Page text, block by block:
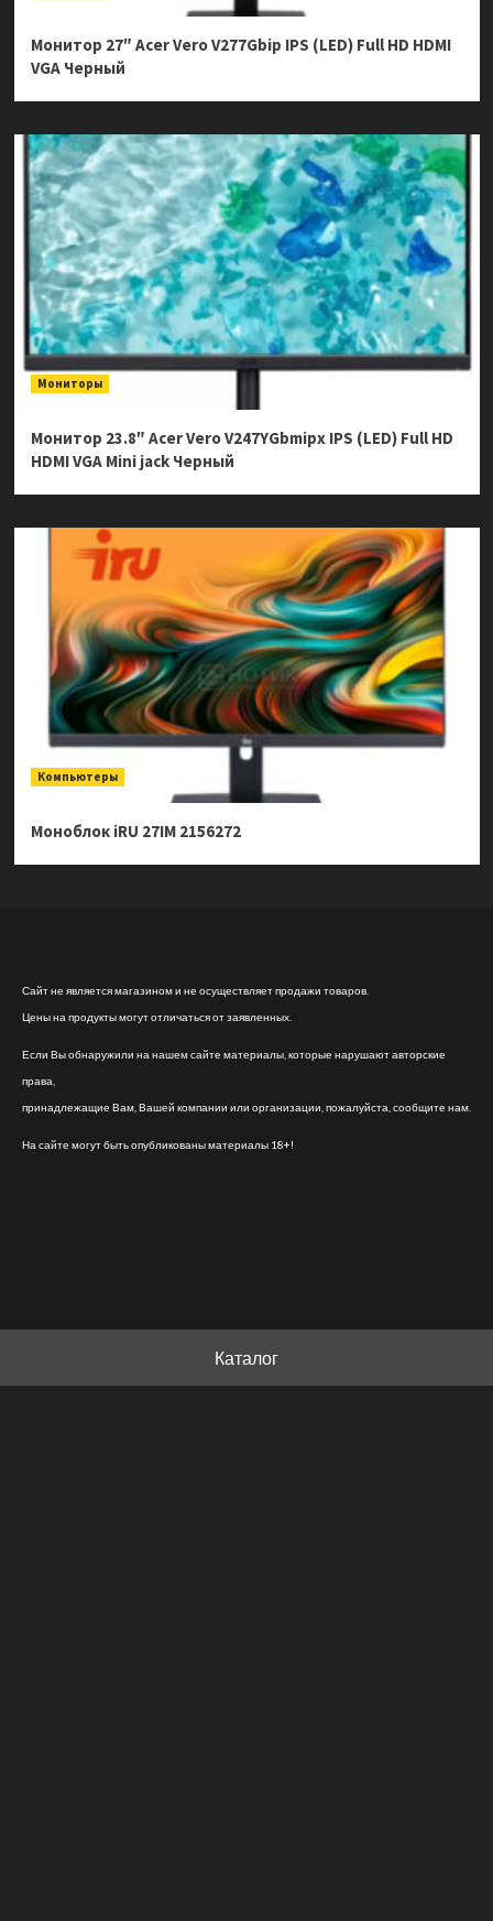
Монитор 27″ Acer Vero V277Gbip IPS (LED) Full HD HDMI
VGA Черный
Мониторы
Монитор 23.8″ Acer Vero V247YGbmipx IPS (LED) Full HD
HDMI VGA Mini jack Черный
Компьютеры
Моноблок iRU 27IM 2156272
Сайт не является магазином и не осуществляет продажи товаров.
Цены на продукты могут отличаться от заявленных.
Если Вы обнаружили на нашем сайте материалы, которые нарушают авторские
права,
принадлежащие Вам, Вашей компании или организации, пожалуйста, сообщите нам.
На сайте могут быть опубликованы материалы 18+!
Каталог